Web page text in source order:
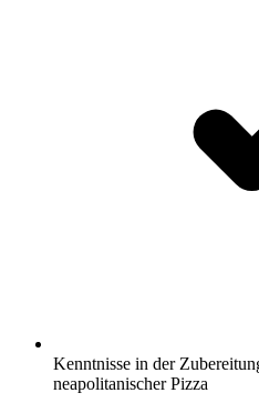
Kenntnisse in der
neapolitanischer Pizza